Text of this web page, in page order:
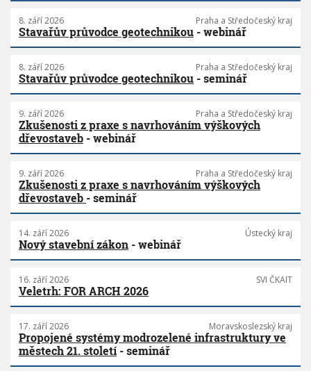
í
á
é
m
u
n
n
V
8. září 2026 Praha a Středočeský kraj
Stavařův průvodce geotechnikou - webinář
8. září 2026 Praha a Středočeský kraj
Stavařův průvodce geotechnikou - seminář
9. září 2026 Praha a Středočeský kraj
Zkušenosti z praxe s navrhováním výškových
dřevostaveb - webinář
9. září 2026 Praha a Středočeský kraj
Zkušenosti z praxe s navrhováním výškových
dřevostaveb - seminář
14. září 2026 Ústecký kraj
Nový stavební zákon - webinář
16. září 2026 SVI ČKAIT
Veletrh: FOR ARCH 2026
17. září 2026 Moravskoslezský kraj
Propojené systémy modrozelené infrastruktury ve
městech 21. století- seminář